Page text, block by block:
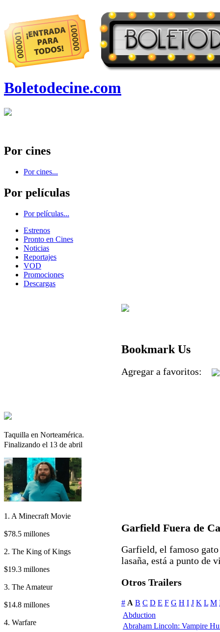
Boletodecine.com
Por cines
Por cines...
Por películas
Por películas...
Estrenos
Pronto en Cines
Noticias
Reportajes
VOD
Promociones
Descargas
Taquilla en Norteamérica.
Finalizando el 13 de abril
1. A Minecraft Movie
$78.5 millones
2. The King of Kings
$19.3 millones
3. The Amateur
$14.8 millones
4. Warfare
Bookmark Us
Agregar a favoritos:
Garfield Fuera de
Garfield, el famoso
lasaña, está a punto de
Otros Trailers
# A B C D E F G H I J K L M
Abduction
Abraham Lincoln: Vampire